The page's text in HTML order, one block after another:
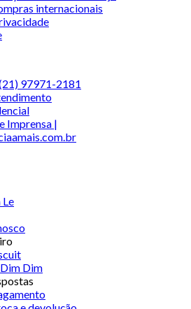
internacionais
97971-2181
Imprensa |
Dim